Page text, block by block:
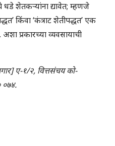
धडे शेतकऱ्यांना द्यावेत; म्हणजे
किंवा ‘कंत्राट शेतीपद्धत’ एक
प्रकारच्या व्यवसायाची
ए-१/२, वित्तसंचय को-
०७४.